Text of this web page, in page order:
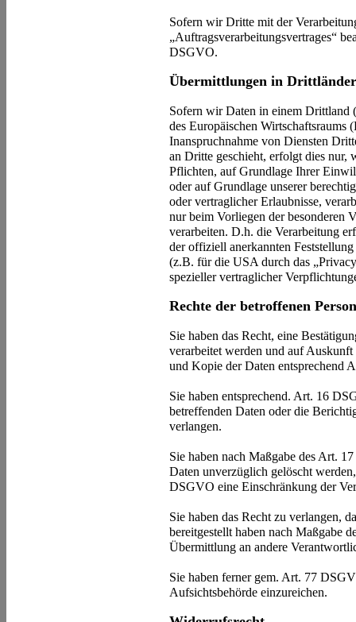
Sofern wir Dritte mit der
„Auftragsverarbeitungsvertrages“
DSGVO.
Übermittlungen in Drittländer
Sofern wir Daten in einem Drittland
des Europäischen Wirtschaftsraums
Inanspruchnahme von Diensten
an Dritte geschieht, erfolgt dies nur,
Pflichten, auf Grundlage Ihrer
oder auf Grundlage unserer
oder vertraglicher Erlaubnisse,
nur beim Vorliegen der besonderen
verarbeiten. D.h. die Verarbeitung
der offiziell anerkannten
(z.B. für die USA durch das
spezieller vertraglicher
Rechte der betroffenen
Sie haben das Recht, eine
verarbeitet werden und auf
und Kopie der Daten entsprechend
Sie haben entsprechend. Art. 16
betreffenden Daten oder die
verlangen.
Sie haben nach Maßgabe des Art.
Daten unverzüglich gelöscht
DSGVO eine Einschränkung der
Sie haben das Recht zu verlangen,
bereitgestellt haben nach Maßgabe
Übermittlung an andere
Sie haben ferner gem. Art. 77
Aufsichtsbehörde einzureichen.